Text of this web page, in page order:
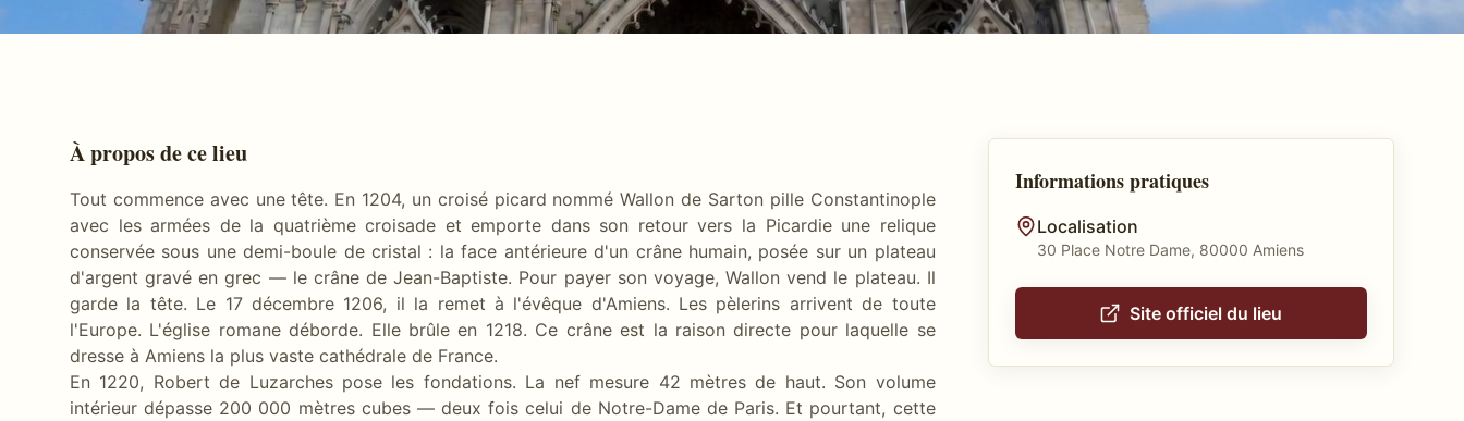
À propos de ce lieu
Tout commence avec une tête. En 1204, un croisé picard nommé Wallon de Sarton pille Constantinople
avec les armées de la quatrième croisade et emporte dans son retour vers la Picardie une relique
conservée sous une demi-boule de cristal : la face antérieure d'un crâne humain, posée sur un plateau
d'argent gravé en grec — le crâne de Jean-Baptiste. Pour payer son voyage, Wallon vend le plateau. Il
garde la tête. Le 17 décembre 1206, il la remet à l'évêque d'Amiens. Les pèlerins arrivent de toute
l'Europe. L'église romane déborde. Elle brûle en 1218. Ce crâne est la raison directe pour laquelle se
dresse à Amiens la plus vaste cathédrale de France.
En 1220, Robert de Luzarches pose les fondations. La nef mesure 42 mètres de haut. Son volume
intérieur dépasse 200 000 mètres cubes — deux fois celui de Notre-Dame de Paris. Et pourtant, cette
Informations pratiques
Localisation
30 Place Notre Dame, 80000 Amiens
Site officiel du lieu